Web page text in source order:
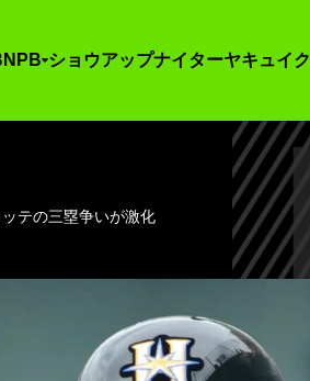
NPB ショウアップナイターヤキュイク
テの三塁争いが激化